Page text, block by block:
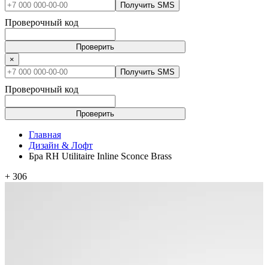
Получить SMS
Проверочный код
Проверить
×
Получить SMS
Проверочный код
Проверить
Главная
Дизайн & Лофт
Бра RH Utilitaire Inline Sconce Brass
+ 306